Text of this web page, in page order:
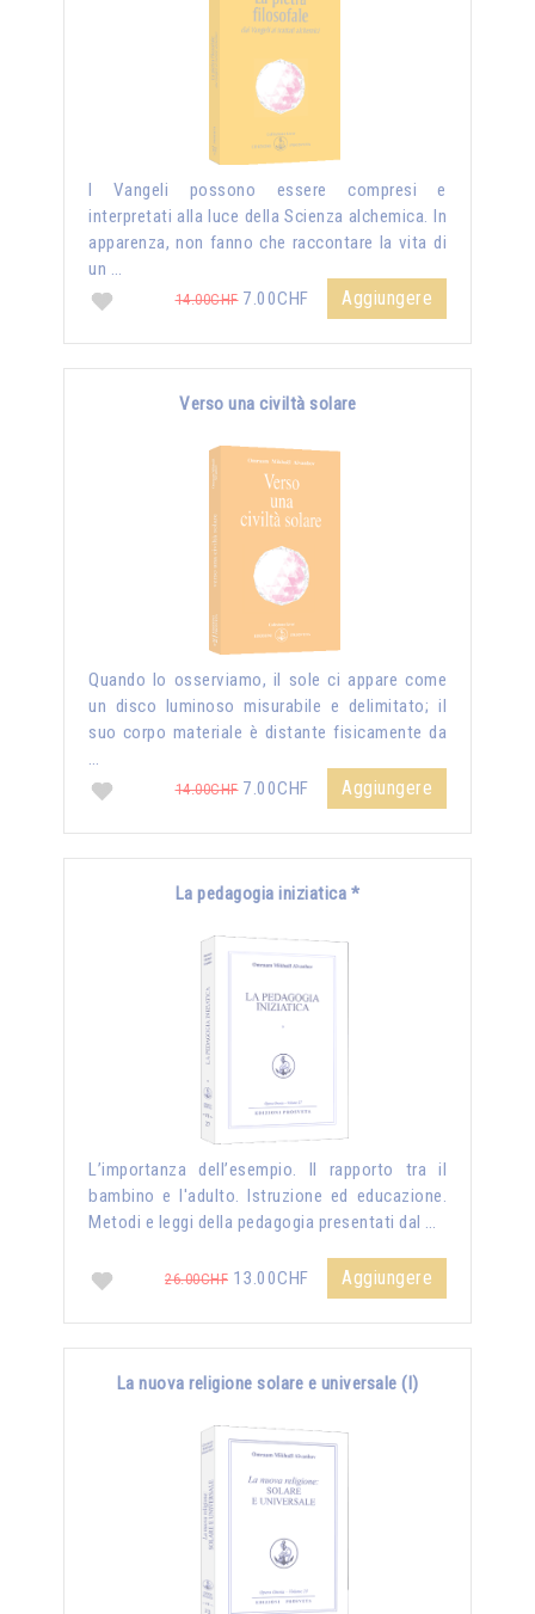
I Vangeli possono essere compresi e
interpretati alla luce della Scienza alchemica. In
apparenza, non fanno che raccontare la vita di
un …
14.00CHF7.00CHF Aggiungere
Verso una civiltà solare
Quando lo osserviamo, il sole ci appare come
un disco luminoso misurabile e delimitato; il
suo corpo materiale è distante fisicamente da
…
14.00CHF7.00CHF Aggiungere
La pedagogia iniziatica *
L’importanza dell’esempio. Il rapporto tra il
bambino e l'adulto. Istruzione ed educazione.
Metodi e leggi della pedagogia presentati dal …
26.00CHF 13.00CHF Aggiungere
La nuova religione solare e universale (I)